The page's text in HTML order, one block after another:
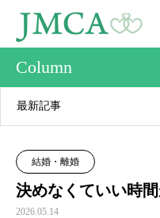
Column
最新記事
結婚・離婚
決めなくていい時
2026.05.14